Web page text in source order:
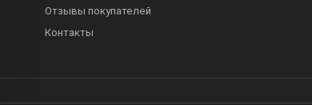
Отзывы покупателей
Контакты